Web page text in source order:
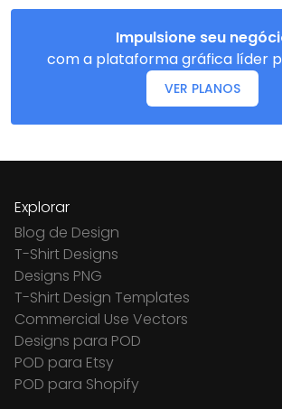
Impulsione seu
com a plataforma gráfica líder
VER PLANOS
Explorar
Blog de Design
T-Shirt Designs
Designs PNG
T-Shirt Design Templates
Commercial Use Vectors
Designs para POD
POD para Etsy
POD para Shopify